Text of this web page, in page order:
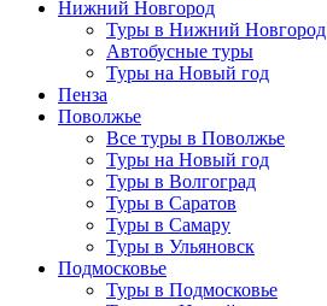
Нижний Новгород
Туры в Нижний Новгород
Автобусные туры
Туры на Новый год
Пенза
Поволжье
Все туры в Поволжье
Туры на Новый год
Туры в Волгоград
Туры в Саратов
Туры в Самару
Туры в Ульяновск
Подмосковье
Туры в Подмосковье